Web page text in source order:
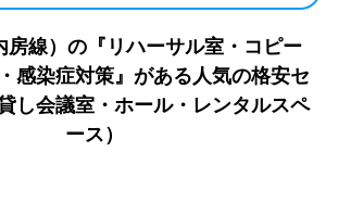
房線）の『リハーサル室・コピー
感染症対策』がある人気の格安セ
し会議室・ホール・レンタルスペ
ース）